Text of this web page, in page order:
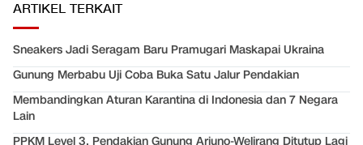
ARTIKEL TERKAIT
Sneakers Jadi Seragam Baru Pramugari Maskapai Ukraina
Gunung Merbabu Uji Coba Buka Satu Jalur Pendakian
Membandingkan Aturan Karantina di Indonesia dan 7 Negara
Lain
PPKM Level 3, Pendakian Gunung Arjuno-Welirang Ditutup Lagi